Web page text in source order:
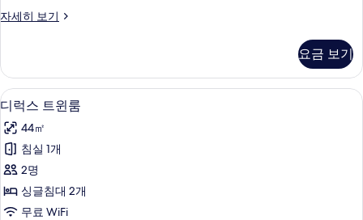
진
두
보
기
자세히 보기
디
블
룸
자
세
히
보
기
요금 보기
디
럭
스
트
윈
룸
고급 침구, 객실 내 금고, 책상, 암막 커튼
4
디럭스 트윈룸
44㎡
침실 1개
2명
싱글침대 2개
무료 WiFi